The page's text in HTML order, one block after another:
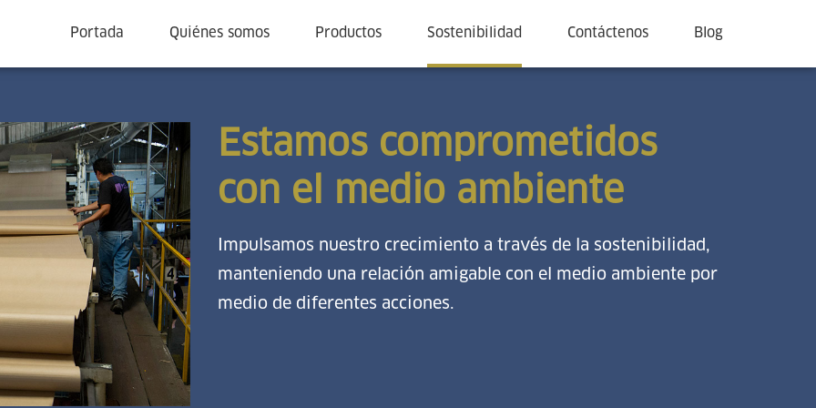
Portada Quiénes somos Productos Sostenibilidad Contáctenos Blog
Estamos comprometidos
con el medio ambiente
Impulsamos nuestro crecimiento a través de la sostenibilidad,
manteniendo una relación amigable con el medio ambiente por
medio de diferentes acciones.